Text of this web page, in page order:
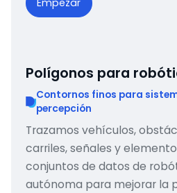
Empezar
Polígonos para
Contornos finos para
percepción
Trazamos vehículos,
carriles, señales y
conjuntos de datos de
autónoma para mejorar la